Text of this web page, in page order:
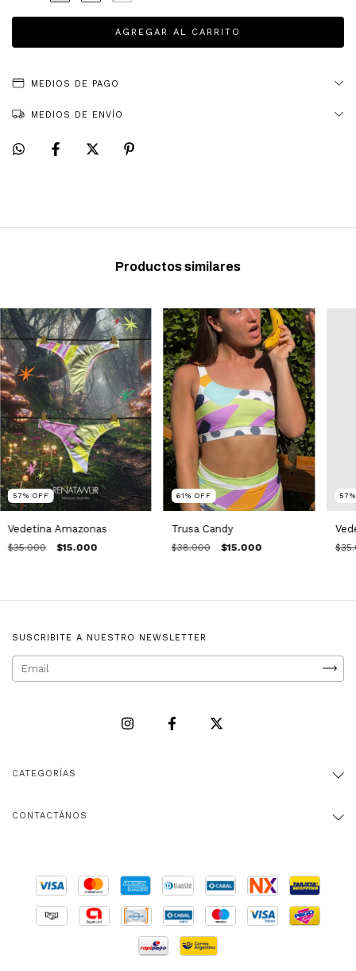
MEDIOS DE PAGO
MEDIOS DE ENVÍO
Productos similares
57% OFF
Vedetina Amazonas
$35.000 $15.000
61 % OFF
Trusa Candy
$38.000 $15.000
57
SUSCRIBITE A NUESTRO NEWSLETTER
CATEGORÍAS
CONTACTÁNOS